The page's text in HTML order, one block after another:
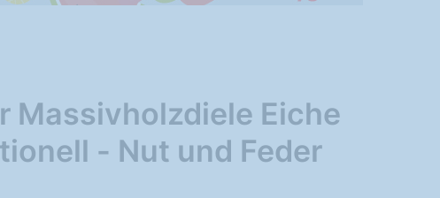
Massivholzdiele Eiche
- Nut und Feder